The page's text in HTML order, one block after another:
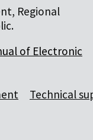
Regional
of Electronic
Technical